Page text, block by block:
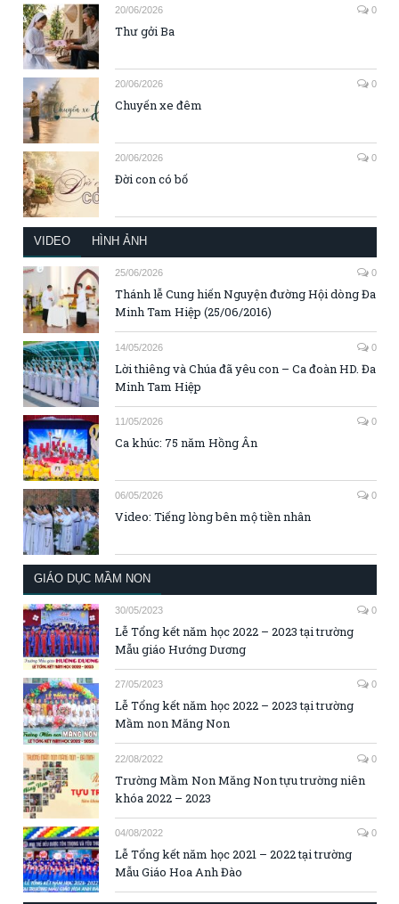
20/06/2026 0
Thư gởi Ba
20/06/2026 0
Chuyến xe đêm
20/06/2026 0
Đời con có bố
VIDEO HÌNH ẢNH
25/06/2026 0
Thánh lễ Cung hiến Nguyện đường Hội dòng Đa
Minh Tam Hiệp (25/06/2016)
14/05/2026 0
Lời thiêng và Chúa đã yêu con – Ca đoàn HD. Đa
Minh Tam Hiệp
11/05/2026 0
Ca khúc: 75 năm Hồng Ân
06/05/2026 0
Video: Tiếng lòng bên mộ tiền nhân
GIÁO DỤC MẦM NON
30/05/2023 0
Lễ Tổng kết năm học 2022 – 2023 tại trường
Mẫu giáo Hướng Dương
27/05/2023 0
Lễ Tổng kết năm học 2022 – 2023 tại trường
Mầm non Măng Non
22/08/2022 0
Trường Mầm Non Măng Non tựu trường niên
khóa 2022 – 2023
04/08/2022 0
Lễ Tổng kết năm học 2021 – 2022 tại trường
Mẫu Giáo Hoa Anh Đào